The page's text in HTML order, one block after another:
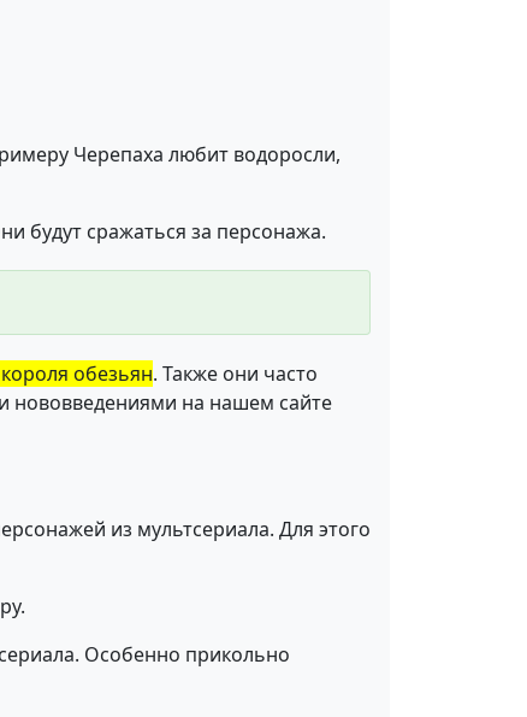
Черепаха любит водоросли,
будут сражаться за персонажа.
обезьян. Также они часто
нововведениями на нашем сайте
из мультсериала. Для этого
Особенно прикольно